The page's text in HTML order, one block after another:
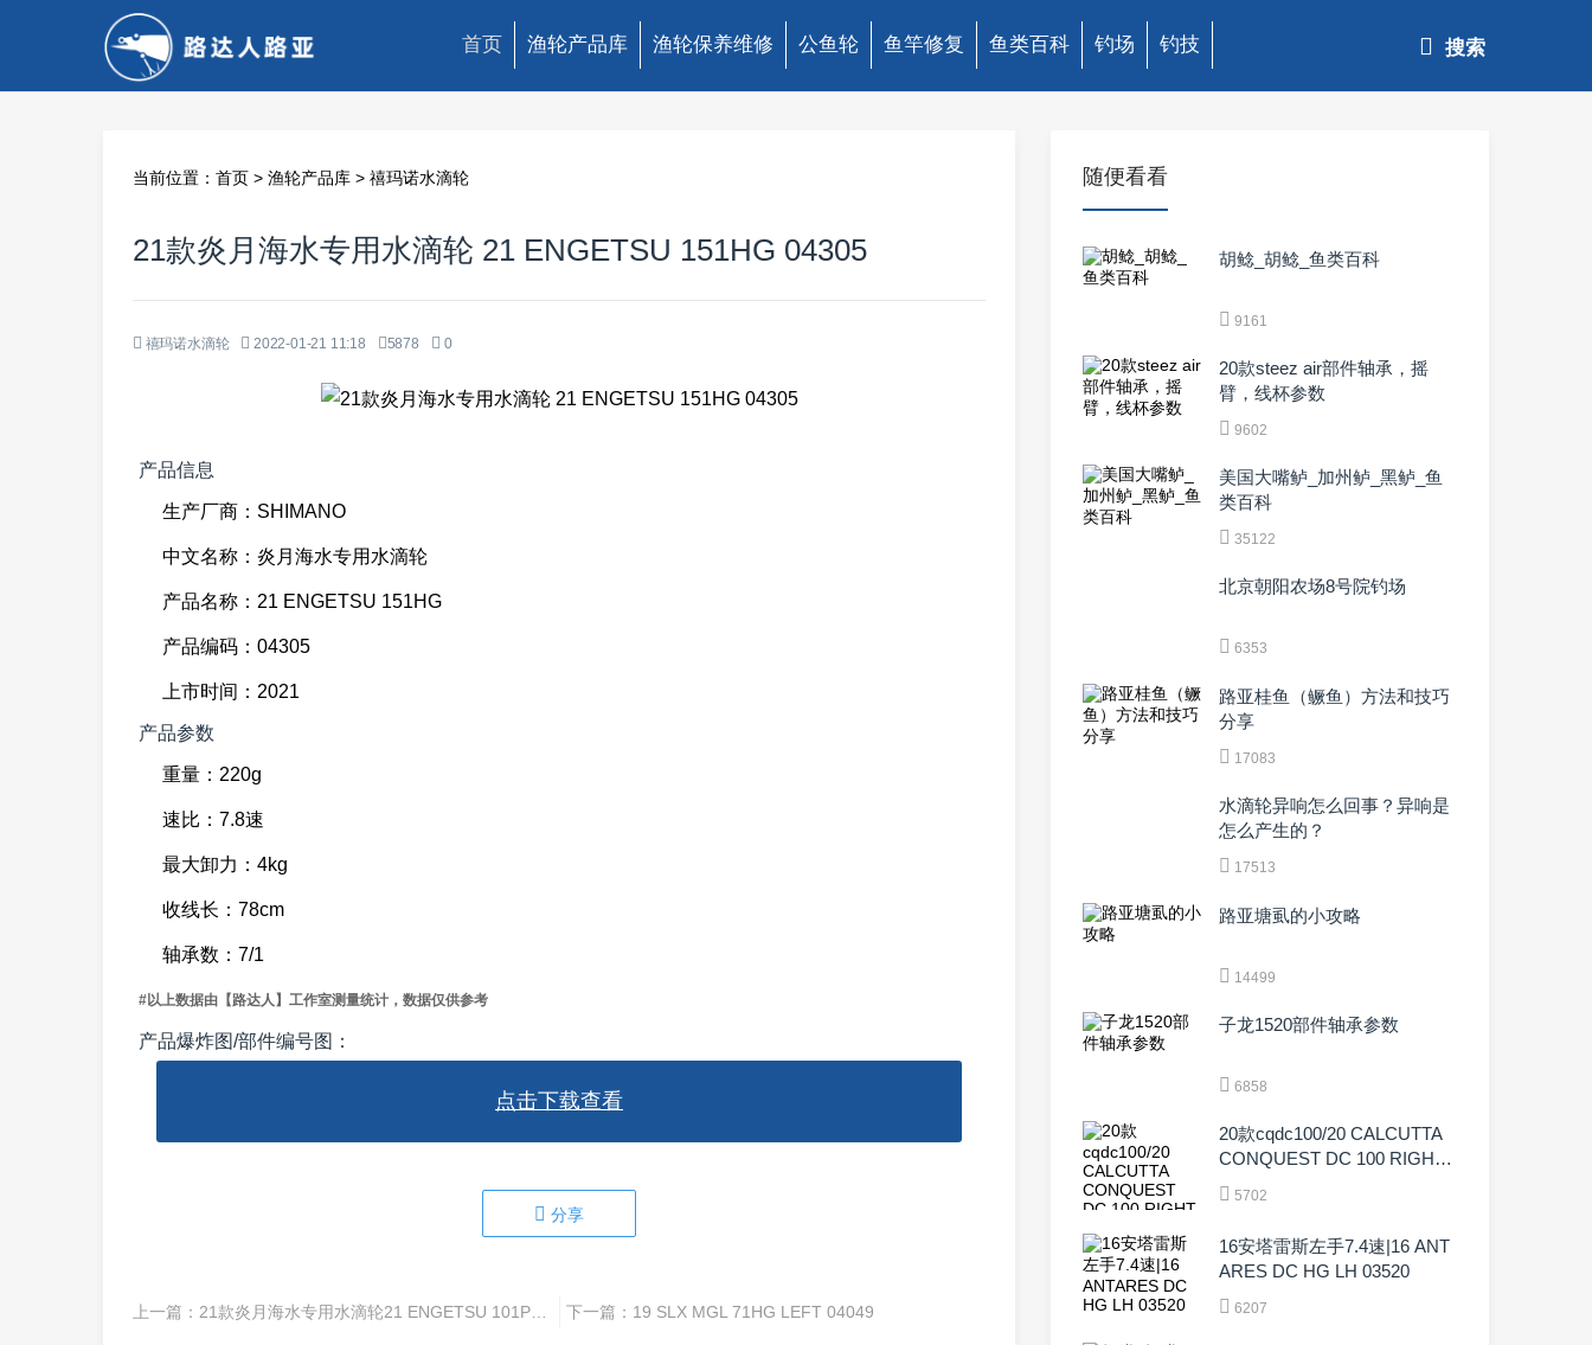
首页 渔轮产品库 渔轮保养维修 公鱼轮 鱼竿修复 鱼类百科 钓场 钓技 搜索
当前位置： 首页 > 渔轮产品库 > 禧玛诺水滴轮
21款炎月海水专用水滴轮 21 ENGETSU 151HG 04305
禧玛诺水滴轮 2022-01-21 11:18 5878 0
产品信息
生产厂商：SHIMANO
中文名称：炎月海水专用水滴轮
产品名称：21 ENGETSU 151HG
产品编码：04305
上市时间：2021
产品参数
重量：220g
速比：7.8速
最大卸力：4kg
收线长：78cm
轴承数：7/1
#以上数据由【路达人】工作室测量统计，数据仅供参考
产品爆炸图/部件编号图：
点击下载查看
分享
上一篇： 下一篇： 19 SLX MGL 71HG LEFT 04049
随便看看
胡鲶_胡鲶_鱼类百科
9161
20款steez air部件轴承，摇
臂，线杯参数
9602
美国大嘴鲈_加州鲈_黑鲈_鱼
类百科
35122
北京朝阳农场8号院钓场
6353
路亚桂鱼（鳜鱼）方法和技巧
分享
17083
水滴轮异响怎么回事？异响是
怎么产生的？
17513
路亚塘虱的小攻略
14499
子龙1520部件轴承参数
6858
20款cqdc100/20 CALCUTTA
CONQUEST DC 100 RIGHT
04083
5702
16安塔雷斯左手7.4速|16 ANT
ARES DC HG LH 03520
6207